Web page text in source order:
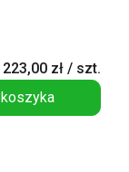
223,00 zł / szt.